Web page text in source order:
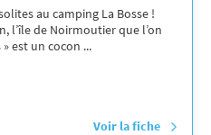
au camping La Bosse !
l’île de Noirmoutier que l’on
est un cocon ...
Voir la fiche